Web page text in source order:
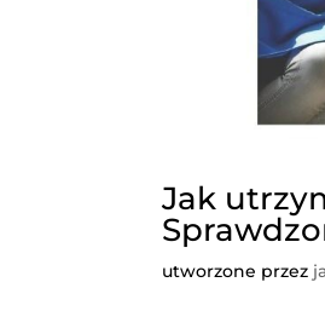
Jak
utworzone przez